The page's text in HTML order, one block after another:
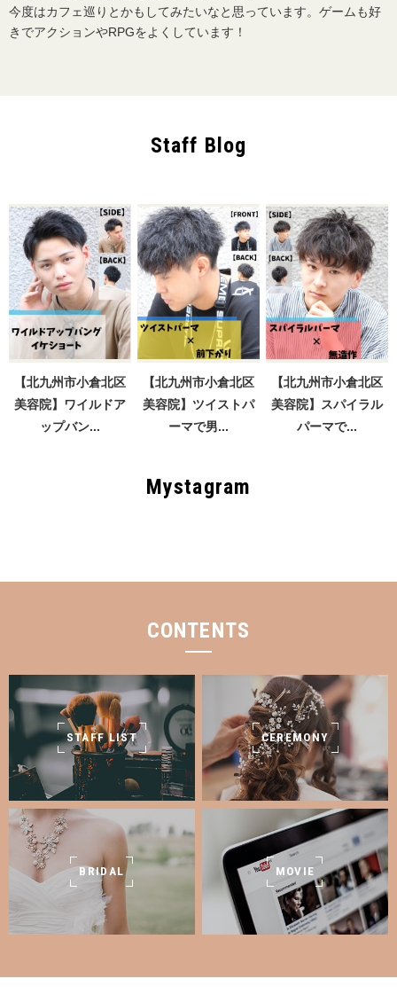
今度はカフェ巡りとかもしてみたいなと思っています。ゲームも好
きでアクションやRPGをよくしています！
Staff Blog
【北九州市小倉北区
美容院】ワイルドア
ップバン...
【北九州市小倉北区
美容院】ツイストパ
ーマで男...
【北九州市小倉北区
美容院】スパイラル
パーマで...
Mystagram
CONTENTS
STAFF LIST CEREMONY
BRIDAL MOVIE